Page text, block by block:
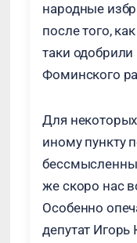
народные
после того,
таки
Фоминского
Для
иному пункту
же скоро нас
Особенно
депутат